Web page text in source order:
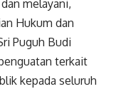
melayani,
Hukum dan
Puguh Budi
terkait
kepada seluruh